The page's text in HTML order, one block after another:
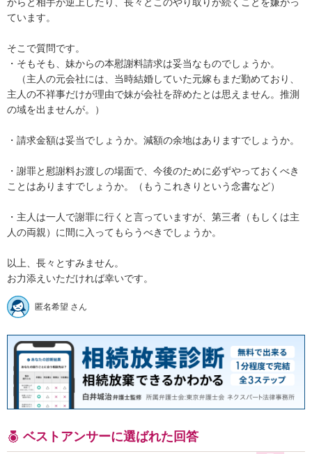
からと相手が逆上したり、長々とこのやり取りが続くことを嫌がっ
ています。
そこで質問です。
・そもそも、妹からの本慰謝料請求は妥当なものでしょうか。
（主人の元会社には、当時結婚していた元嫁もまだ勤めており、
主人の不祥事だけが理由で妹が会社を辞めたとは思えません。推測
の域を出ませんが。）
・請求金額は妥当でしょうか。減額の余地はありますでしょうか。
・謝罪と慰謝料お渡しの場面で、今後のために必ずやっておくべき
ことはありますでしょうか。（もうこれきりという念書など）
・主人は一人で謝罪に行くと言っていますが、第三者（もしくは主
人の両親）に間に入ってもらうべきでしょうか。
以上、長々とすみません。
お力添えいただければ幸いです。
匿名希望 さん
ベストアンサーに選ばれた回答